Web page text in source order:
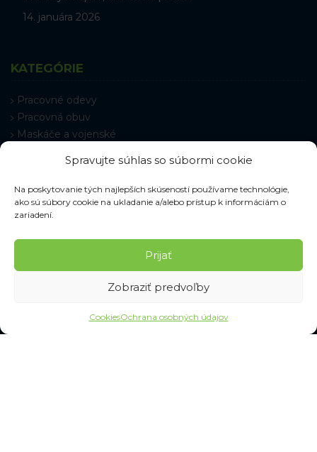
Spravujte súhlas so súbormi cookie
Na poskytovanie tých najlepších skúseností používame technológie,
ako sú súbory cookie na ukladanie a/alebo prístup k informáciám o
zariadení.
Prijať
Zobraziť predvoľby
CookiesOchrana osobných údajov
14. januára 2026
KATEGÓRIE
Pracovné odevy
Pracovná obuv
Maskáče a vojenské
Ochranné pomôcky
Dopravné značenie
Pracovné náradie
Upratovanie a hygiena
Často kladené otázky